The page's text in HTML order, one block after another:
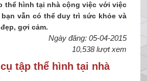
thể hình tại nhà cộng việc với việc
vẫn có thể duy trì sức khỏe và
gợi cảm.
Ngày đăng: 05-04-2015
10,538 lượt xem
tập thể hình tại nhà